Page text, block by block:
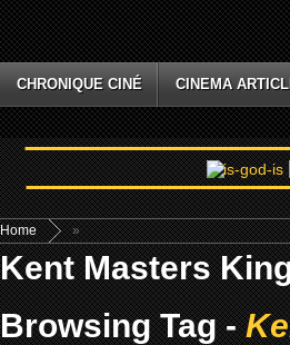
CHRONIQUE CINÉ CINEMA
Home »
Kent Masters
Browsing Tag -